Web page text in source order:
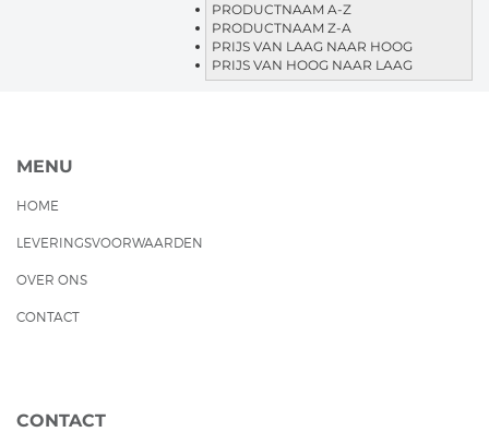
PRODUCTNAAM A-Z
PRODUCTNAAM Z-A
PRIJS VAN LAAG NAAR HOOG
PRIJS VAN HOOG NAAR LAAG
MENU
HOME
LEVERINGSVOORWAARDEN
OVER ONS
CONTACT
CONTACT